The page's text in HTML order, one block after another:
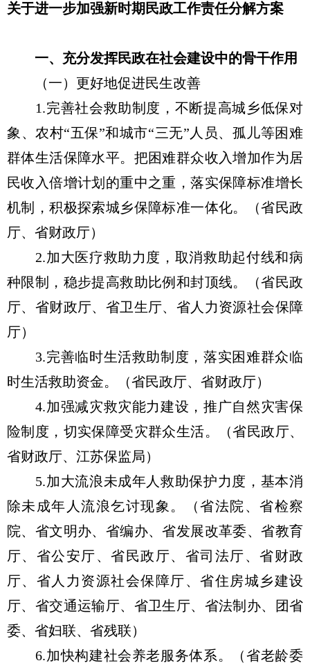
关于进一步加强新时期民政工作责任分解方案
一、充分发挥民政在社会建设中的骨干作用
（一）更好地促进民生改善
1.完善社会救助制度，不断提高城乡低保对
象、农村“五保”和城市“三无”人员、孤儿等困难
群体生活保障水平。把困难群众收入增加作为居
民收入倍增计划的重中之重，落实保障标准增长
机制，积极探索城乡保障标准一体化。（省民政
厅、省财政厅）
2.加大医疗救助力度，取消救助起付线和病
种限制，稳步提高救助比例和封顶线。（省民政
厅、省财政厅、省卫生厅、省人力资源社会保障
厅）
3.完善临时生活救助制度，落实困难群众临
时生活救助资金。（省民政厅、省财政厅）
4.加强减灾救灾能力建设，推广自然灾害保
险制度，切实保障受灾群众生活。（省民政厅、
省财政厅、江苏保监局）
5.加大流浪未成年人救助保护力度，基本消
除未成年人流浪乞讨现象。（省法院、省检察
院、省文明办、省编办、省发展改革委、省教育
厅、省公安厅、省民政厅、省司法厅、省财政
厅、省人力资源社会保障厅、省住房城乡建设
厅、省交通运输厅、省卫生厅、省法制办、团省
委、省妇联、省残联）
6.加快构建社会养老服务体系。（省老龄委